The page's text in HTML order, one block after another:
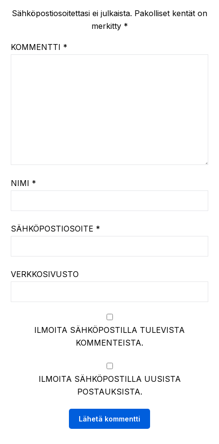
Sähköpostiosoitettasi ei julkaista. Pakolliset kentät on
merkitty *
KOMMENTTI *
NIMI *
SÄHKÖPOSTIOSOITE *
VERKKOSIVUSTO
ILMOITA SÄHKÖPOSTILLA TULEVISTA
KOMMENTEISTA.
ILMOITA SÄHKÖPOSTILLA UUSISTA
POSTAUKSISTA.